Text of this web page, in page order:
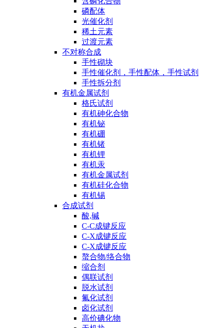
磷配体
光催化剂
稀土元素
过渡元素
不对称合成
手性砌块
手性催化剂，手性配体，手性试剂
手性拆分剂
有机金属试剂
格氏试剂
有机砷化合物
有机铋
有机硼
有机锗
有机锂
有机汞
有机金属试剂
有机硅化合物
有机锡
合成试剂
酸,碱
C-C成键反应
C-X成键反应
C-X成键反应
螯合物/络合物
缩合剂
偶联试剂
脱水试剂
氟化试剂
卤化试剂
高价碘化物